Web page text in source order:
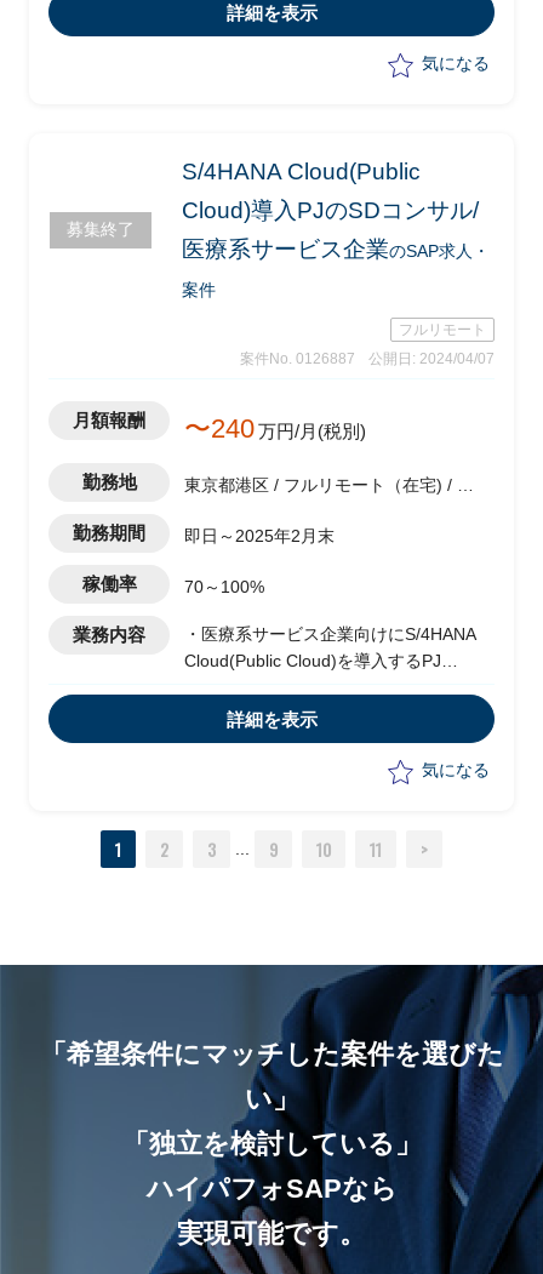
・SAPコンサルタントとして要件定義の
詳細を表示
気になる
募集終了
S/4HANA Cloud(Public
Cloud)導入PJのSDコンサル/
医療系サービス企業のSAP求人・
案件
フルリモート
案件No. 0126887
公開日: 2024/04/07
月額報酬 〜240万円/月(税別)
勤務地
東京都港区 / フルリモート（在宅) / 神
勤務期間 即日～2025年2月末
稼働率 70～100%
業務内容
・医療系サービス企業向けにS/4HANA
Cloud(Public Cloud)を導入するPJ
・SAPコンサルタントとして要件定義の
・ドキュメント作成
詳細を表示
気になる
1 2 3 ... 9 10 11 >
「希望条件にマッチした案件を選びた
い」
「独立を検討している」
ハイパフォSAPなら
実現可能です。